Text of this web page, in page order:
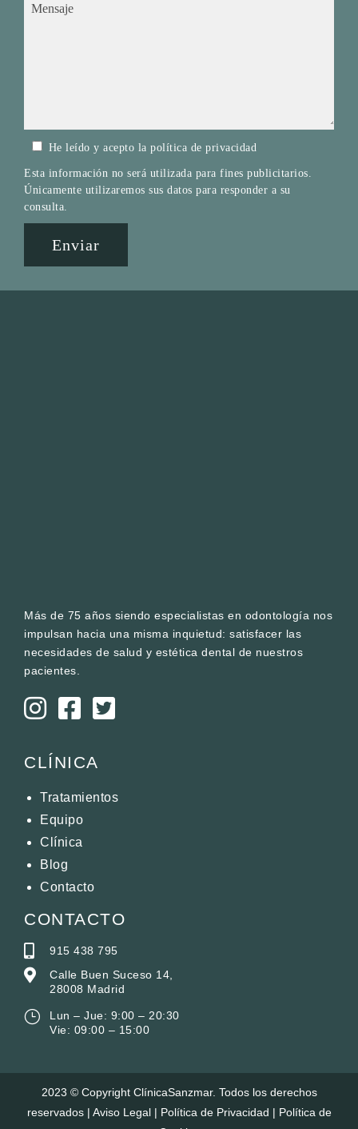
Mensaje
He leído y acepto lapolítica de privacidad
Esta información no será utilizada para fines publicitarios.
Únicamente utilizaremos sus datos para responder a su
consulta.
Enviar
Más de 75 años siendo especialistas en odontología nos
impulsan hacia una misma inquietud: satisfacer las
necesidades de salud y estética dental de nuestros
pacientes.
  
CLÍNICA
Tratamientos
Equipo
Clínica
Blog
Contacto
CONTACTO
 915 438 795

Calle Buen Suceso 14,
28008 Madrid
}
Lun – Jue: 9:00 – 20:30
Vie: 09:00 – 15:00
2023 © Copyright ClínicaSanzmar. Todos los derechos
reservados | Aviso Legal Política de Privacidad
Política de